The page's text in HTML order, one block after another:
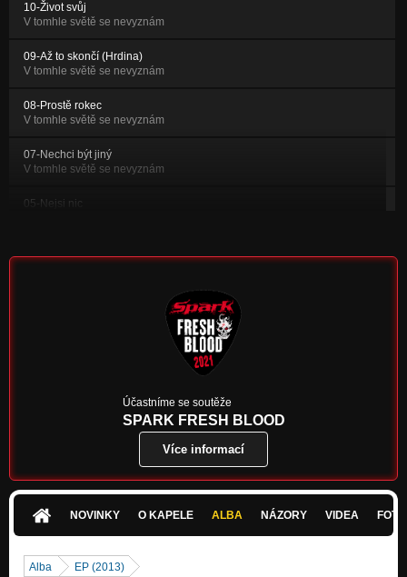
10-Život svůj
V tomhle světě se nevyznám
09-Až to skončí (Hrdina)
V tomhle světě se nevyznám
08-Prostě rokec
V tomhle světě se nevyznám
07-Nechci být jiný
V tomhle světě se nevyznám
05-Nejsi nic
01-V tomhle světě se nevyznám
V tomhle světě se nevyznám
V tomhle světě se nevyznám
01-Song 69
10.years
10.years
Účastníme se soutěže
SPARK FRESH BLOOD
Více informací
NOVINKY O KAPELE ALBA NÁZORY VIDEA
Alba EP (2013)